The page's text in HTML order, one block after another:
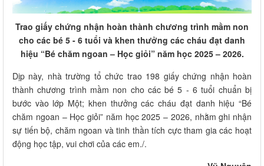
Trao giấy chứng nhận hoàn thành chương trình mầm non
cho các bé 5 - 6 tuổi và khen thưởng các cháu đạt danh
hiệu “Bé chăm ngoan – Học giỏi” năm học 2025 – 2026.
Dịp này, nhà trường tổ chức trao 198 giấy chứng nhận hoàn
thành chương trình mầm non cho các bé 5 - 6 tuổi chuẩn bị
bước vào lớp Một; khen thưởng các cháu đạt danh hiệu “Bé
chăm ngoan – Học giỏi” năm học 2025 – 2026, nhằm ghi nhận
sự tiến bộ, chăm ngoan và tinh thần tích cực tham gia các hoạt
động học tập, vui chơi của các em./.